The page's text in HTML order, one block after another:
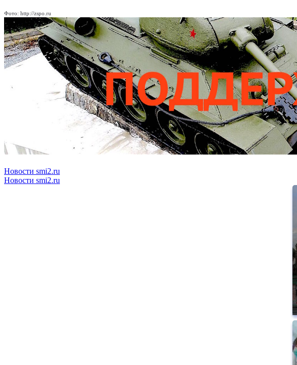
Фото: http://zspo.ru
Новости smi2.ru
Новости smi2.ru